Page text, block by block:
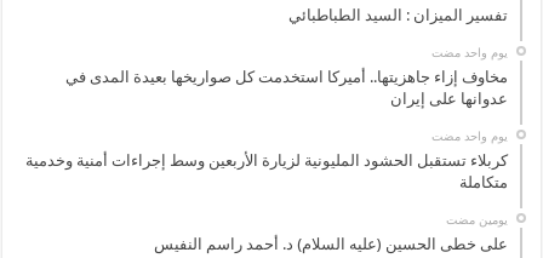
تفسير الميزان : السيد الطباطبائي
‏يوم واحد مضت
مخاوف إزاء جاهزيتها.. أميركا استخدمت كل صواريخها بعيدة المدى في
عدوانها على إيران
‏يوم واحد مضت
كربلاء تستقبل الحشود المليونية لزيارة الأربعين وسط إجراءات أمنية وخدمية
متكاملة
‏يومين مضت
على خطى الحسين (عليه السلام) د. أحمد راسم النفيس